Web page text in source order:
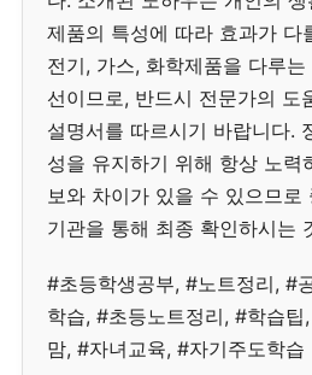
제품의 특성에 따라 효과가 다
전기, 가스, 화학제품을 다루
선이므로, 반드시 전문가의 도
설명서를 따르시기 바랍니다.
성을 유지하기 위해 항상 노력
보와 차이가 있을 수 있으므로
기관을 통해 최종 확인하시는
#초등학생공부, #노트정리, #
학습, #초등노트정리, #학습
맘, #자녀교육, #자기주도학습